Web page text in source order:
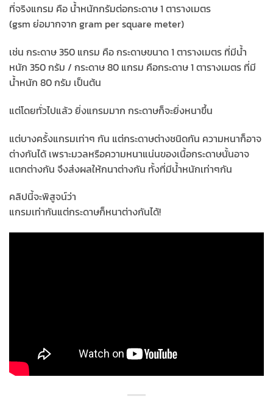
ที่จริงแกรม คือ น้ำหนักกรัมต่อกระดาษ 1 ตารางเมตร
(gsm ย่อมากจาก gram per square meter)
เช่น กระดาษ 350 แกรม คือ กระดาษขนาด 1 ตารางเมตร ที่มีน้ำ
หนัก 350 กรัม / กระดาษ 80 แกรม คือกระดาษ 1 ตารางเมตร ที่มี
น้ำหนัก 80 กรัม เป็นต้น
แต่โดยทั่วไปแล้ว ยิ่งแกรมมาก กระดาษก็จะยิ่งหนาขึ้น
แต่บางครั้งแกรมเท่าๆ กัน แต่กระดาษต่างชนิดกัน ความหนาก็อาจ
ต่างกันได้ เพราะมวลหรือความหนาแน่นของเนื้อกระดาษนั้นอาจ
แตกต่างกัน จึงส่งผลให้กนาต่างกัน ทั้งที่มีน้ำหนักเท่าๆกัน
คลิปนี้จะพิสูจน์ว่า
แกรมเท่ากันแต่กระดาษก็หนาต่างกันได้!